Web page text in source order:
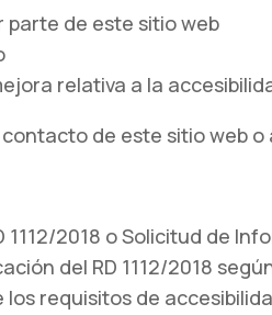
parte de este sitio web
relativa a la
de este sitio web
2018 o Solicitud de
del RD 1112/2018
requisitos de